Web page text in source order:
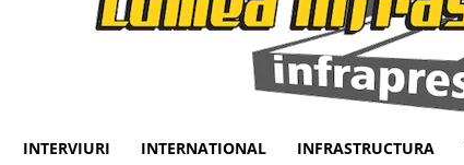
INTERVIURI INTERNATIONAL INFRASTRUCTURA